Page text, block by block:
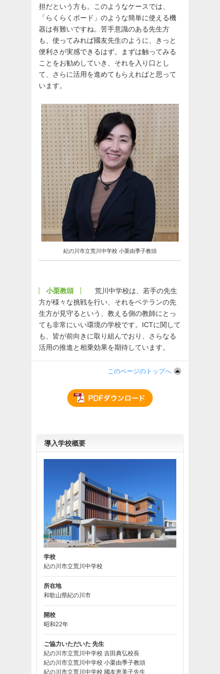
担だという方も。このようなケースでは、
「らくらくボード」のような簡単に使える機
器は有難いですね。苦手意識のある先生方
も、使ってみれば國友先生のように、きっと
便利さが実感できるはず。まずは触ってみる
ことをお勧めしていき、それを入り口とし
て、さらに活用を進めてもらえればと思って
います。
紀の川市立荒川中学校 小栗由季子教頭
小栗教頭
荒川中学校は、若手の先生
方が様々な挑戦を行い、それをベテランの先
生方が見守るという、教える側の教師にとっ
ても非常にいい環境の学校です。ICTに関して
も、皆が前向きに取り組んでおり、さらなる
活用の推進と相乗効果を期待しています。
このページのトップへ
導入学校概要
学校
紀の川市立荒川中学校
所在地
和歌山県紀の川市
開校
昭和22年
ご協力いただいた 先生
紀の川市立荒川中学校 吉田典弘校長
紀の川市立荒川中学校 小栗由季子教頭
紀の川市立荒川中学校 國友恵美子先生